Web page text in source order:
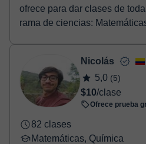
ofrece para dar clases de
rama de ciencias:
Nicolás
5,0 (5)
$10/clase
Ofrece prueba
82 clases
Matemáticas, Química